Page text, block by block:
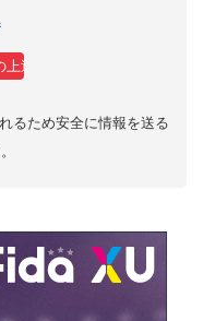
るため安全に情報を送る